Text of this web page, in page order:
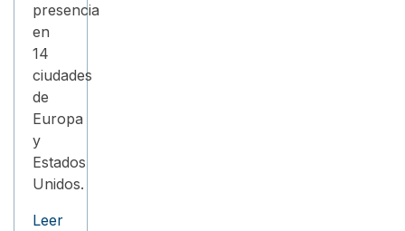
presencia
en
14
ciudades
de
Europa
y
Estados
Unidos.
Leer